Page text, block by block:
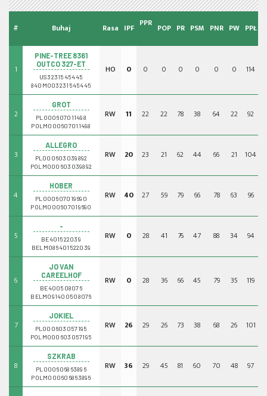
# Buhaj Rasa IPF PPR POP PR PSM PNR PW PPŁ
1
PINE-TREE 8361
OUTCO 327-ET
US3231545445
840M003231545445
HO 0 0 0 0 0 0 0 114
2
GROT
PL000607011498
POLM000607011498
RW 11 22 22 78 38 64 22 92
3
ALLEGRO
PL000603039892
POLM000603039892
RW 20 23 21 62 44 66 21 104
4
HOBER
PL000607019690
POLM000607019690
RW 40 27 59 79 66 78 63 96
5
-
BE401522039
BELM086401522039
RW 0 28 41 76 47 88 34 94
6
JO VAN
CAREELHOF
BE400508076
BELM091400508076
RW 0 28 36 66 45 79 35 119
7
JOKIEL
PL000603057195
POLM000603057195
RW 26 29 26 73 38 68 26 101
8
SZKRAB
PL000606863896
POLM000606863896
RW 36 29 45 81 60 70 48 97